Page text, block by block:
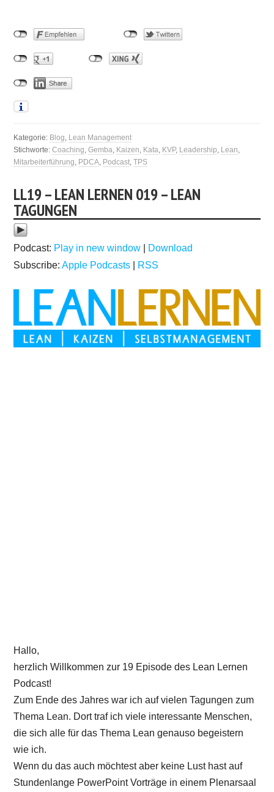
Kategorie: Blog, Lean Management
Stichworte:Coaching,Gemba, Kaizen, Kata, KVP, Leadership, Lean,
Mitarbeiterführung, PDCA, Podcast,TPS
LL19 – LEAN LERNEN 019 – LEAN
TAGUNGEN
Podcast: Play in new window
Download
Subscribe:Apple Podcasts RSS
Hallo,
herzlich Willkommen zur 19 Episode des Lean Lernen
Podcast!
Zum Ende des Jahres war ich auf vielen Tagungen zum
Thema Lean. Dort traf ich viele interessante Menschen,
die sich alle für das Thema Lean genauso begeistern
wie ich.
Wenn du das auch möchtest aber keine Lust hast auf
Stundenlange PowerPoint Vorträge in einem Plenarsaal